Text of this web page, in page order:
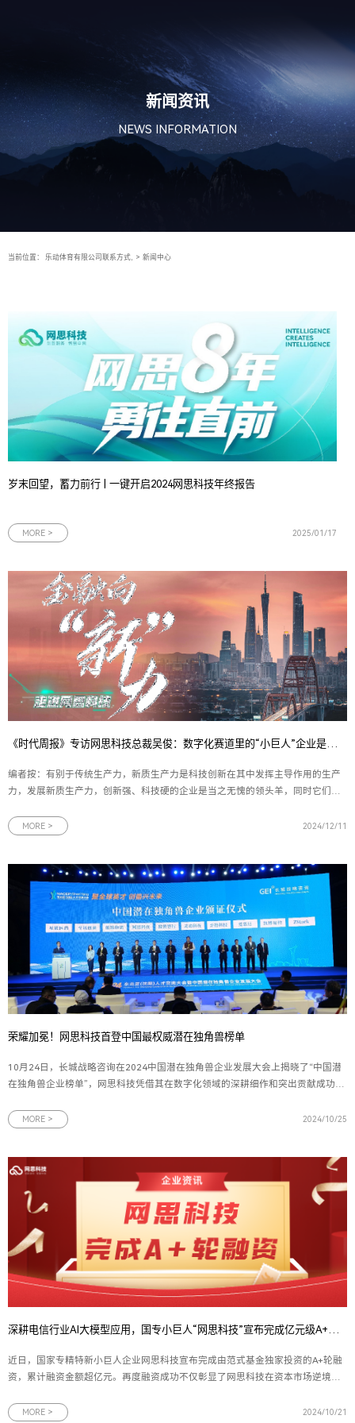
新闻资讯
NEWS INFORMATION
当前位置： 乐动体育有限公司联系方式, > 新闻中心
岁末回望，蓄力前行 | 一键开启2024网思科技年终报告
MORE > 2025/01/17
编者按：有别于传统生产力，新质生产力是科技创新在其中发挥主导作用的生产
力，发展新质生产力，创新强、科技硬的企业是当之无愧的领头羊，同时它们也
产”等特征，邮储银行广州市分行践行大行担当，探索创新、专业的金融产品和服
MORE > 2024/12/11
荣耀加冕！网思科技首登中国最权威潜在独角兽榜单
10月24日，长城战略咨询在2024中国潜在独角兽企业发展大会上揭晓了“中国潜
在独角兽企业榜单”，网思科技凭借其在数字化领域的深耕细作和突出贡献成功上
科技代表（左六）上台领奖网思科技首次跻身榜单，不仅是长城战略咨询对企业
MORE > 2024/10/25
深耕电信行业AI大模型应用，国专小巨人“网思科技”宣布完成亿元级A+轮融资
近日，国家专精特新小巨人企业网思科技宣布完成由范式基金独家投资的A+轮融
资，累计融资金额超亿元。再度融资成功不仅彰显了网思科技在资本市场逆境中
资金的注入，将助力网思科技进一步深化技术研发，推动其在更多数字化解决方
MORE > 2024/10/21